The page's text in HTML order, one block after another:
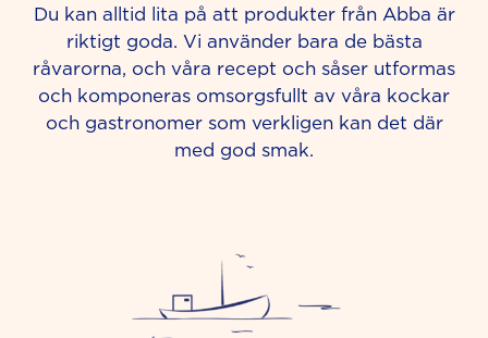
Du kan alltid lita på att produkter från Abba är
riktigt goda. Vi använder bara de bästa
råvarorna, och våra recept och såser utformas
och komponeras omsorgsfullt av våra kockar
och gastronomer som verkligen kan det där
med god smak.